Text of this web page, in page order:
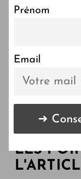
Drôme
LES
Prénom
Email